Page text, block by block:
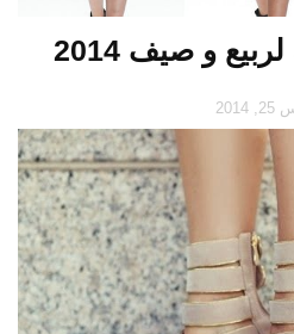
و صيف 2014
2014